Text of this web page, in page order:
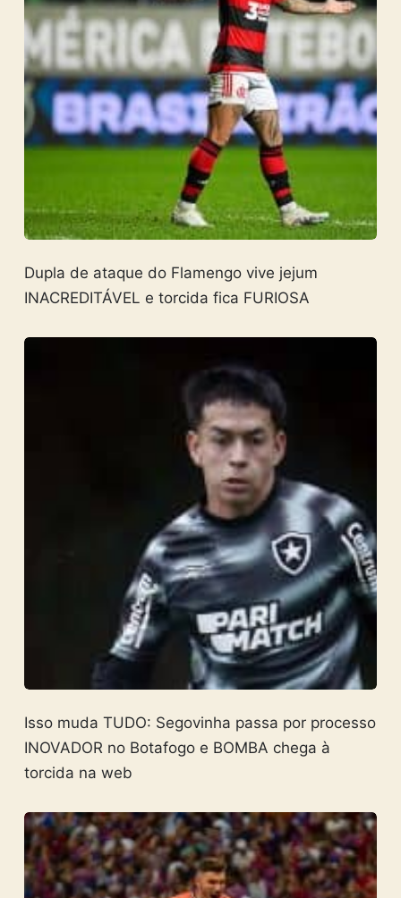
Dupla de ataque do Flamengo vive jejum
INACREDITÁVEL e torcida fica FURIOSA
Isso muda TUDO: Segovinha passa por processo
INOVADOR no Botafogo e BOMBA chega à
torcida na web